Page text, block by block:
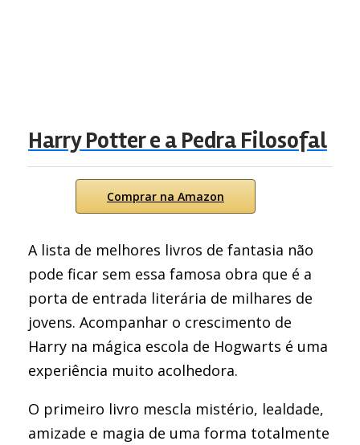
Harry Potter e a Pedra Filosofal
Comprar na Amazon
A lista de melhores livros de fantasia não
pode ficar sem essa famosa obra que é a
porta de entrada literária de milhares de
jovens. Acompanhar o crescimento de
Harry na mágica escola de Hogwarts é uma
experiência muito acolhedora.
O primeiro livro mescla mistério, lealdade,
amizade e magia de uma forma totalmente